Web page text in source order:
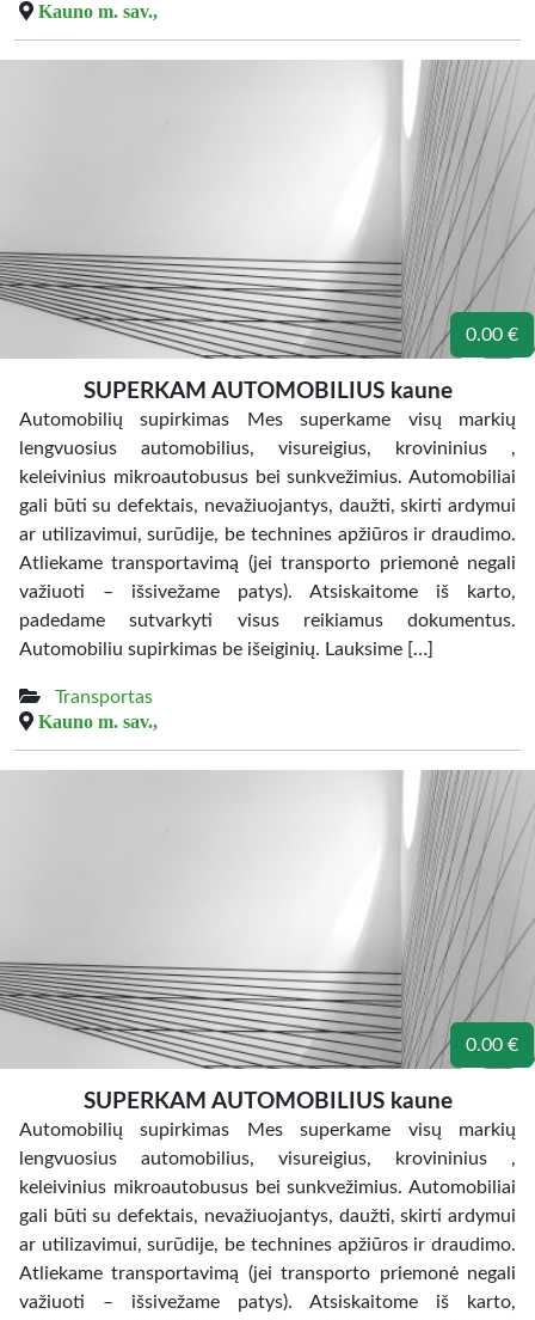
Kauno m. sav.,
0.00 €
SUPERKAM AUTOMOBILIUS kaune
Automobilių supirkimas Mes superkame visų markių
lengvuosius automobilius, visureigius, krovininius ,
keleivinius mikroautobusus bei sunkvežimius. Automobiliai
gali būti su defektais, nevažiuojantys, daužti, skirti ardymui
ar utilizavimui, surūdije, be technines apžiūros ir draudimo.
Atliekame transportavimą (jei transporto priemonė negali
važiuoti – išsivežame patys). Atsiskaitome iš karto,
padedame sutvarkyti visus reikiamus dokumentus.
Automobiliu supirkimas be išeiginių. Lauksime […]
Transportas
Kauno m. sav.,
0.00 €
SUPERKAM AUTOMOBILIUS kaune
Automobilių supirkimas Mes superkame visų markių
lengvuosius automobilius, visureigius, krovininius ,
keleivinius mikroautobusus bei sunkvežimius. Automobiliai
gali būti su defektais, nevažiuojantys, daužti, skirti ardymui
ar utilizavimui, surūdije, be technines apžiūros ir draudimo.
Atliekame transportavimą (jei transporto priemonė negali
važiuoti – išsivežame patys). Atsiskaitome iš karto,